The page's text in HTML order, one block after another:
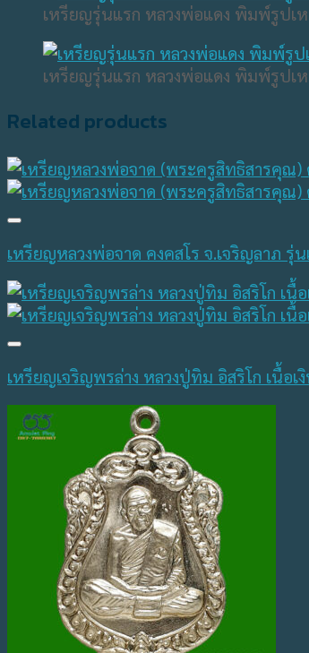
เหรียญรุ่นแรก หลวงพ่อแดง พิมพ์รูปเ
เหรียญรุ่นแรก หลวงพ่อแดง พิมพ์รูปเ
Related products
เหรียญหลวงพ่อจาด คงคสโร จ.เจริญลาภ รุ่
เหรียญเจริญพรล่าง หลวงปู่ทิม อิสริโก เนื้อเ